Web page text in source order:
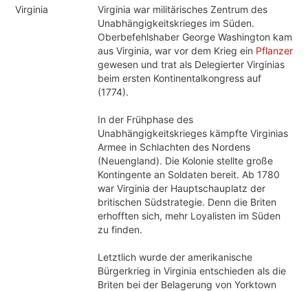
Virginia
Virginia war militärisches Zentrum des
Unabhängigkeitskrieges im Süden.
Oberbefehlshaber George Washington kam
aus Virginia, war vor dem Krieg ein Pflanzer
gewesen und trat als Delegierter Virginias
beim ersten Kontinentalkongress auf
(1774).
In der Frühphase des
Unabhängigkeitskrieges kämpfte Virginias
Armee in Schlachten des Nordens
(Neuengland). Die Kolonie stellte große
Kontingente an Soldaten bereit. Ab 1780
war Virginia der Hauptschauplatz der
britischen Südstrategie. Denn die Briten
erhofften sich, mehr Loyalisten im Süden
zu finden.
Letztlich wurde der amerikanische
Bürgerkrieg in Virginia entschieden als die
Briten bei der Belagerung von Yorktown